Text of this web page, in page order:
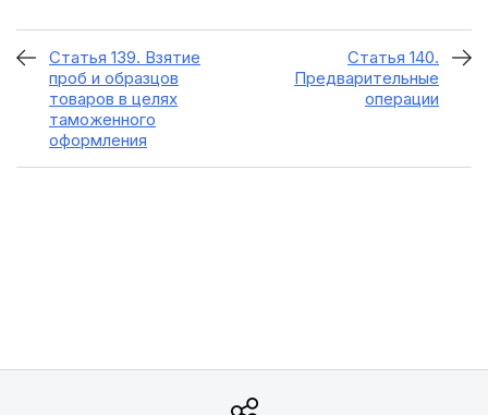
Статья 139. Взятие
проб и образцов
товаров в целях
таможенного
оформления
Статья 140.
Предварительные
операции